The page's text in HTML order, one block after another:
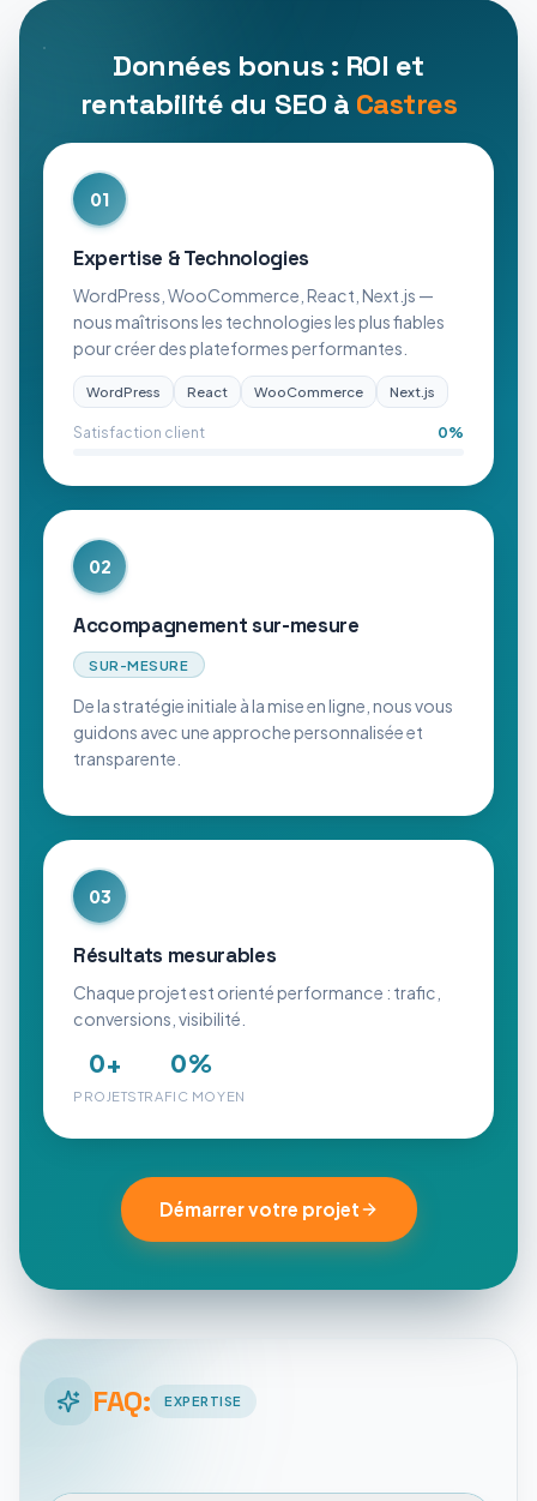
Données bonus : ROI et
rentabilité du SEO à Castres
01
Expertise & Technologies
WordPress, WooCommerce, React, Next.js —
nous maîtrisons les technologies les plus fiables
pour créer des plateformes performantes.
WordPress React WooCommerce Next.js
Satisfaction client 0%
02
Accompagnement sur-mesure
SUR-MESURE
De la stratégie initiale à la mise en ligne, nous vous
guidons avec une approche personnalisée et
transparente.
03
Résultats mesurables
Chaque projet est orienté performance : trafic,
conversions, visibilité.
0+
PROJETS
0%
TRAFIC MOYEN
Démarrer votre projet
FAQ: EXPERTISE